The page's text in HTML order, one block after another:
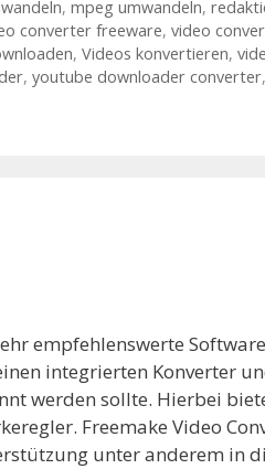
, mpeg umwandeln,
converter freeware, video
, Videos konvertieren,
, youtube downloader converter,
empfehlenswerte
integrierten Konverter
werden sollte. Hierbei
Freemake Video
unter anderem in